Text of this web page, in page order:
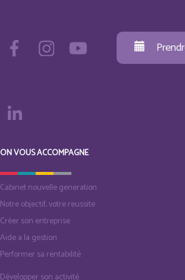
ON VOUS ACCOMPAGNE
Cabinet nouvelle generation
Notre objectif, votre reussite
Créer son entreprise
Aide a la gestion
Performer sa rentabilité